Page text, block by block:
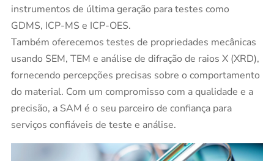
instrumentos de última geração para testes como
GDMS, ICP-MS e ICP-OES.
Também oferecemos testes de propriedades mecânicas
usando SEM, TEM e análise de difração de raios X (XRD),
fornecendo percepções precisas sobre o comportamento
do material. Com um compromisso com a qualidade e a
precisão, a SAM é o seu parceiro de confiança para
serviços confiáveis de teste e análise.